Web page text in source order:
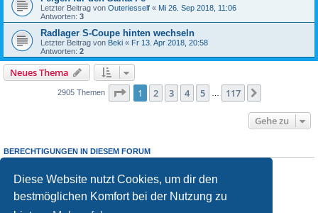
Diese Website nutzt Cookies, um dir den
bestmöglichen Komfort bei der Nutzung zu
Letzter Beitrag von Outeriesself « Mi 26. Sep 2018, 11:06
Antworten: 3
Radlager S-Coupe hinten wechseln
Letzter Beitrag von Beki « Fr 13. Apr 2018, 20:58
Antworten: 2
Neues Thema
2905 Themen Seite 1von 117
1 2 3 4 5 117
Gehe zu
BERECHTIGUNGEN IN DIESEM FORUM
Du darfst
keine Antworten zu Themen in diesem Forum erstellen.
Du darfst deine Beiträge in diesem Forumnichtändern.
Du darfst deine Beiträge in diesem Forum nicht löschen.
keine